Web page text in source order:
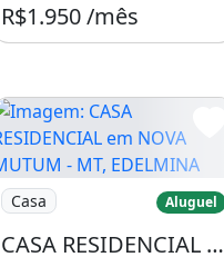
R$1.950 /mês
Imagem: CASA
Casa Aluguel
CASA RESIDENCIAL em NOVA MUTUM - MT, EDELMINA QUERUBIM